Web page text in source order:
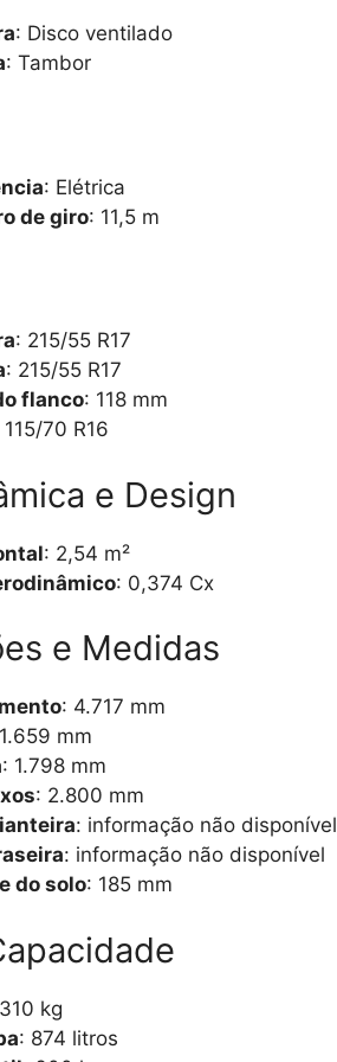
: Disco ventilado
: Tambor
: Elétrica
de giro: 11,5 m
: 215/55 R17
: 215/55 R17
flanco: 118 mm
115/70 R16
e Design
: 2,54 m²
: 0,374 Cx
e Medidas
: 4.717 mm
mm
: 1.798 mm
: 2.800 mm
: informação não disponível
: informação não disponível
do solo: 185 mm
kg
: 874 litros